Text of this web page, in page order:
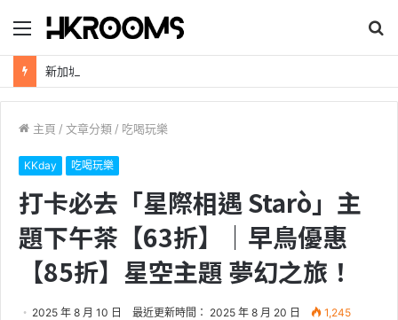
目
錄
尋
主頁 / 文章分類 / 吃喝玩樂
KKday 吃喝玩樂
打卡必去「星際相遇 Starò」主
題下午茶【63折】｜早鳥優惠
【85折】星空主題 夢幻之旅！
2025 年 8 月 10 日 最近更新時間： 2025 年 8 月 20 日 1,245